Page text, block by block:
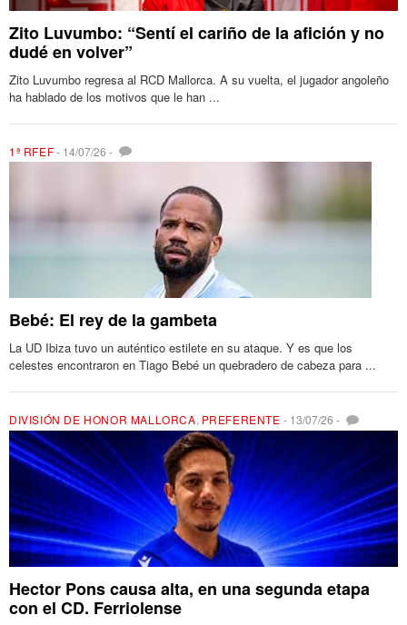
Zito Luvumbo: “Sentí el cariño de la afición y no
dudé en volver”
Zito Luvumbo regresa al RCD Mallorca. A su vuelta, el jugador angoleño
ha hablado de los motivos que le han ...
1ª RFEF- 14/07/26 -
Bebé: El rey de la gambeta
La UD Ibiza tuvo un auténtico estilete en su ataque. Y es que los
celestes encontraron en Tiago Bebé un quebradero de cabeza para ...
DIVISIÓN DE HONOR MALLORCA, PREFERENTE - 13/07/26 -
Hector Pons causa alta, en una segunda etapa
con el CD. Ferriolense